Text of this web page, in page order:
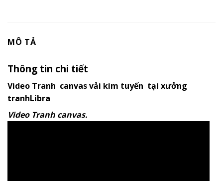
MÔ TẢ
Thông tin chi tiết
Video Tranh canvas vải kim tuyến tại xưởng
tranhLibra
Video Tranh canvas.